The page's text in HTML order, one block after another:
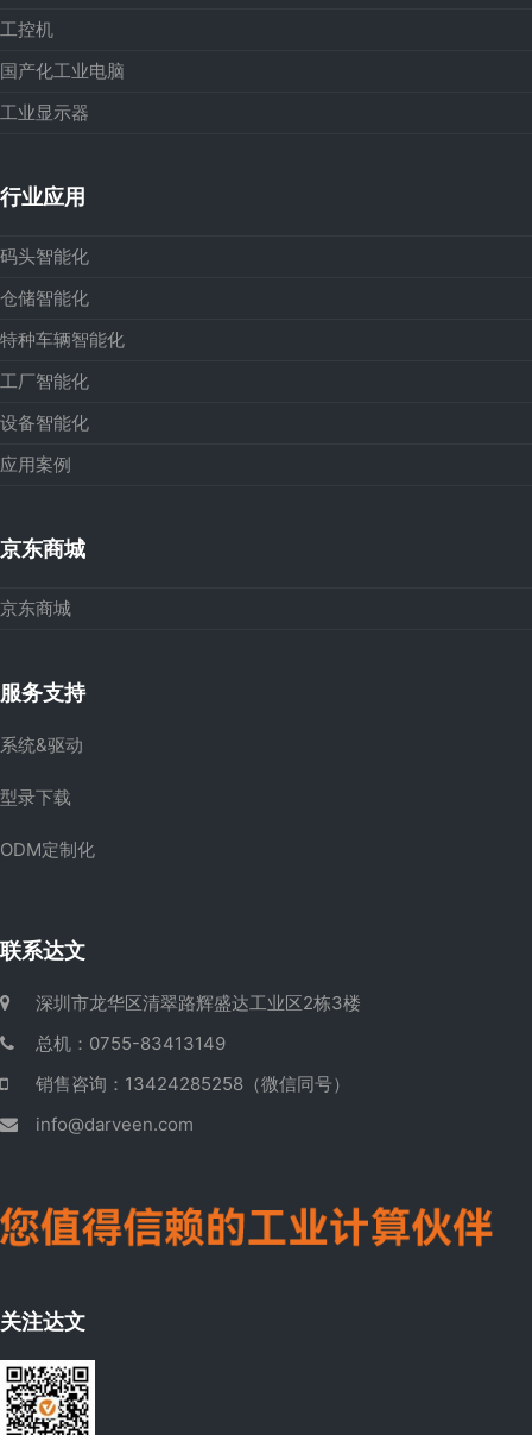
工控机
国产化工业电脑
工业显示器
行业应用
码头智能化
仓储智能化
特种车辆智能化
工厂智能化
设备智能化
应用案例
京东商城
京东商城
服务支持
系统&驱动
型录下载
ODM定制化
联系达文
深圳市龙华区清翠路辉盛达工业区2栋3楼
总机：0755-83413149
销售咨询：13424285258（微信同号）
info@darveen.com
关注达文